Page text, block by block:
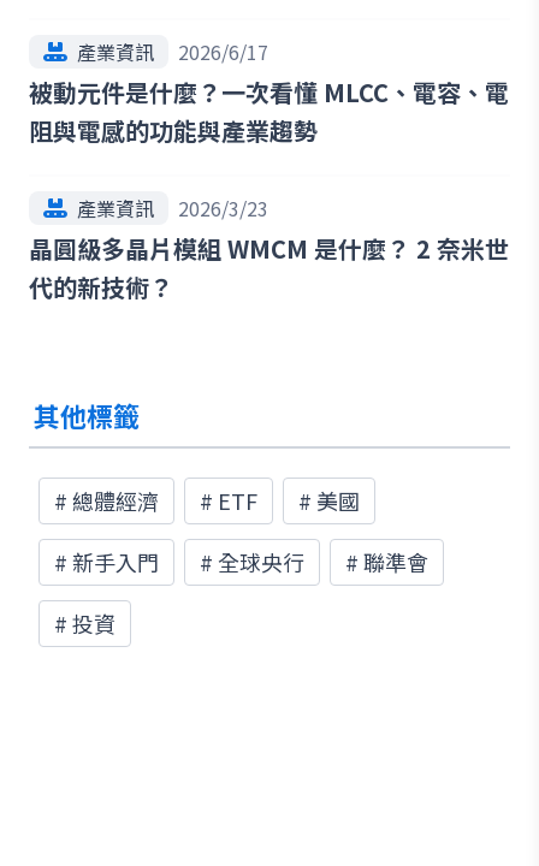
產業資訊 2026/6/17
被動元件是什麼？一次看懂 MLCC、電容、電
阻與電感的功能與產業趨勢
產業資訊 2026/3/23
晶圓級多晶片模組 WMCM 是什麼？ 2 奈米世
代的新技術？
其他標籤
#總體經濟 # ETF # 美國
#新手入門 # 全球央行 #聯準會
#投資